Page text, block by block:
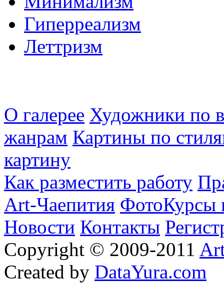
Гиперреализм
Леттризм
О галерее Художники по
жанрам Картины по
картину
Как разместить работу
Art-Чаепития ФотоКурсы
Новости Контакты
Copyright © 2009-2011
Created by DataYura.com